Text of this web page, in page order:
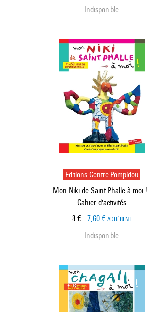
Indisponible
Editions Centre Pompidou
Mon Niki de Saint Phalle à moi ! |
Cahier d'activités
Prix ​​actuel
8 € 7,60 € ADHÉRENT
Indisponible